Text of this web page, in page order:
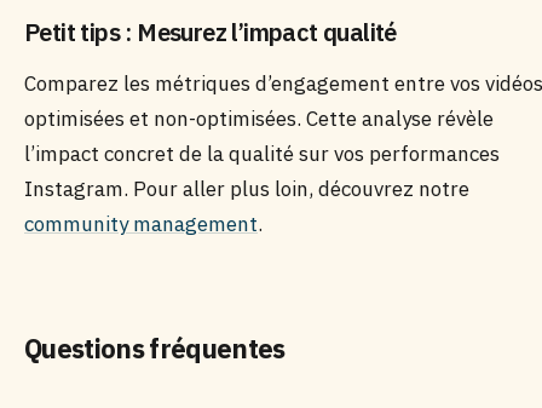
Petit tips : Mesurez l’impact qualité
Comparez les métriques d’engagement entre vos vidéos
optimisées et non-optimisées. Cette analyse révèle
l’impact concret de la qualité sur vos performances
Instagram. Pour aller plus loin, découvrez notre
community management.
Questions fréquentes